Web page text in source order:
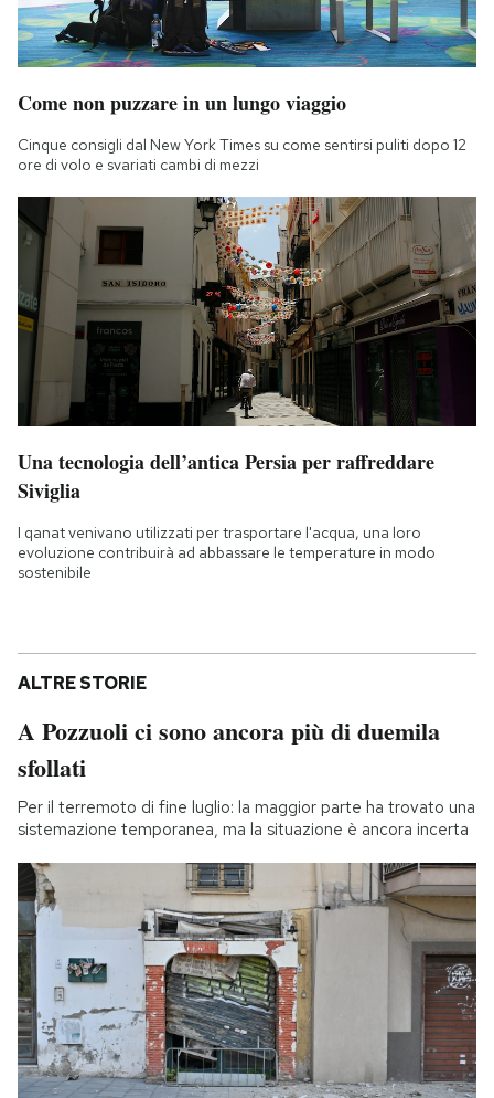
Come non puzzare in un lungo viaggio
Cinque consigli dal New York Times su come sentirsi puliti dopo 12
ore di volo e svariati cambi di mezzi
Una tecnologia dell’antica Persia per raffreddare
Siviglia
I qanat venivano utilizzati per trasportare l'acqua, una loro
evoluzione contribuirà ad abbassare le temperature in modo
sostenibile
ALTRE STORIE
A Pozzuoli ci sono ancora più di duemila
sfollati
Per il terremoto di fine luglio: la maggior parte ha trovato una
sistemazione temporanea, ma la situazione è ancora incerta